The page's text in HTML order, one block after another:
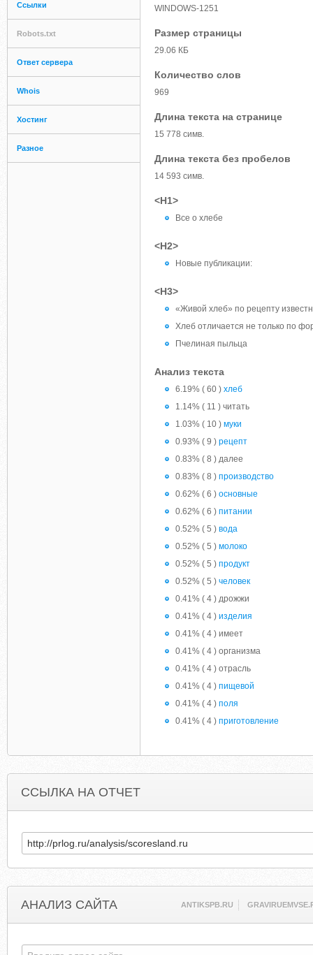
Ссылки
Robots.txt
Ответ сервера
Whois
Хостинг
Разное
WINDOWS-1251
Размер страницы
29.06 КБ
Количество слов
969
Длина текста на странице
15 778 симв.
Длина текста без пробелов
14 593 симв.
<H1>
Все о хлебе
<H2>
Новые публикации:
<H3>
«Живой хлеб» по рецепту
Хлеб отличается не только по
Пчелиная пыльца
Анализ текста
6.19% ( 60 ) хлеб
1.14% ( 11 ) читать
1.03% ( 10 ) муки
0.93% ( 9 ) рецепт
0.83% ( 8 ) далее
0.83% ( 8 ) производство
0.62% ( 6 ) основные
0.62% ( 6 ) питании
0.52% ( 5 ) вода
0.52% ( 5 ) молоко
0.52% ( 5 ) продукт
0.52% ( 5 ) человек
0.41% ( 4 ) дрожжи
0.41% ( 4 ) изделия
0.41% ( 4 ) имеет
0.41% ( 4 ) организма
0.41% ( 4 ) отрасль
0.41% ( 4 ) пищевой
0.41% ( 4 ) поля
0.41% ( 4 ) приготовление
ССЫЛКА НА ОТЧЕТ
АНАЛИЗ САЙТА ANTIKSPB.RU